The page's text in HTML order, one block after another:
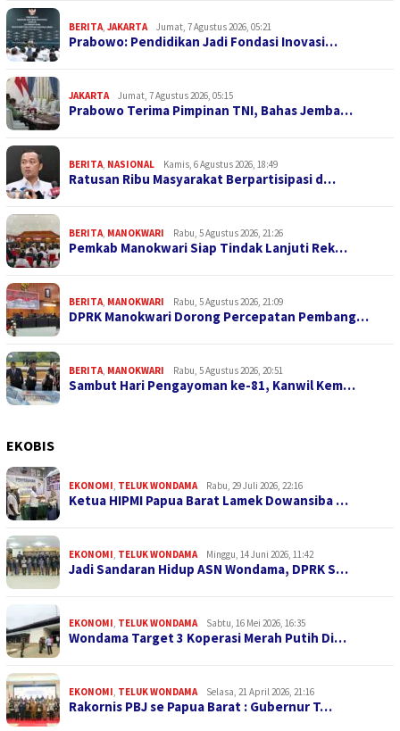
BERITA, JAKARTA Jumat, 7 Agustus 2026, 05:21
Prabowo: Pendidikan Jadi Fondasi Inovasi…
JAKARTA Jumat, 7 Agustus 2026, 05:15
Prabowo Terima Pimpinan TNI, Bahas Jemba…
BERITA, NASIONAL Kamis, 6 Agustus 2026, 18:49
Ratusan Ribu Masyarakat Berpartisipasi d…
BERITA, MANOKWARI Rabu, 5 Agustus 2026, 21:26
Pemkab Manokwari Siap Tindak Lanjuti Rek…
BERITA, MANOKWARI Rabu, 5 Agustus 2026, 21:09
DPRK Manokwari Dorong Percepatan Pembang…
BERITA, MANOKWARI Rabu, 5 Agustus 2026, 20:51
Sambut Hari Pengayoman ke-81, Kanwil Kem…
EKOBIS
EKONOMI, TELUK WONDAMA Rabu, 29 Juli 2026, 22:16
Ketua HIPMI Papua Barat Lamek Dowansiba …
EKONOMI, TELUK WONDAMA Minggu, 14 Juni 2026, 11:42
Jadi Sandaran Hidup ASN Wondama, DPRK S…
EKONOMI, TELUK WONDAMA Sabtu, 16 Mei 2026, 16:35
Wondama Target 3 Koperasi Merah Putih Di…
EKONOMI, TELUK WONDAMA Selasa, 21 April 2026, 21:16
Rakornis PBJ se Papua Barat : Gubernur T…